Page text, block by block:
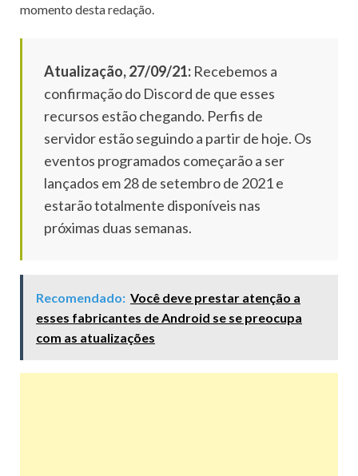
momento desta redação.
Atualização, 27/09/21: Recebemos a
confirmação do Discord de que esses
recursos estão chegando. Perfis de
servidor estão seguindo a partir de hoje. Os
eventos programados começarão a ser
lançados em 28 de setembro de 2021 e
estarão totalmente disponíveis nas
próximas duas semanas.
Recomendado: Você deve prestar atenção a
esses fabricantes de Android se se preocupa
com as atualizações